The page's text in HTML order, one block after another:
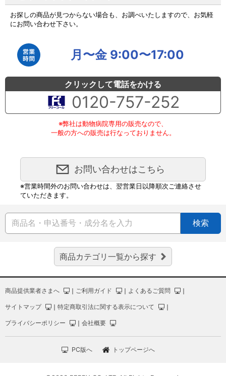
お探しの商品が見つからない場合も、お調べいたしますので、お気軽
にお問い合わせ下さい。
月〜金 9:00〜17:00
クリックして電話をかける
0120-757-252
※弊社は動物病院専用の販売なので、
一般の方への販売は行なっておりません。
お問い合わせはこちら
※営業時間外のお問い合わせは、翌営業日以降順次ご連絡させ
ていただきます。
検索
商品カテゴリ一覧から探す
商品提供業者さまへ ｜ ご利用ガイド ｜ よくあるご質問 ｜
サイトマップ ｜ 特定商取引法に関する表示について ｜
プライバシーポリシー ｜ 会社概要
PC版へ トップページへ